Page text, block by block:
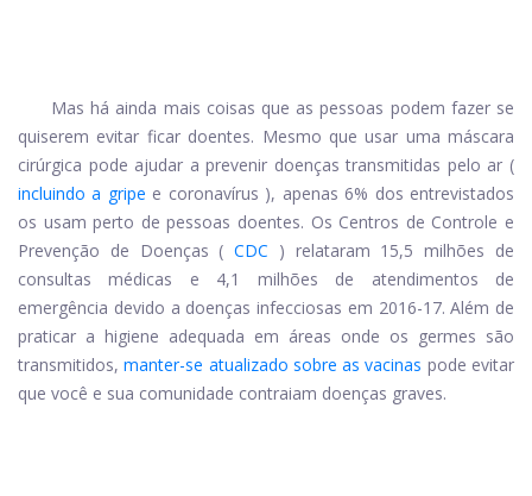
Mas há ainda mais coisas que as pessoas podem fazer se
quiserem evitar ficar doentes. Mesmo que usar uma máscara
cirúrgica pode ajudar a prevenir doenças transmitidas pelo ar (
incluindo a gripe e coronavírus ), apenas 6% dos entrevistados
os usam perto de pessoas doentes. Os Centros de Controle e
Prevenção de Doenças ( CDC ) relataram 15,5 milhões de
consultas médicas e 4,1 milhões de atendimentos de
emergência devido a doenças infecciosas em 2016-17. Além de
praticar a higiene adequada em áreas onde os germes são
transmitidos, manter-se atualizado sobre as vacinas pode evitar
que você e sua comunidade contraiam doenças graves.